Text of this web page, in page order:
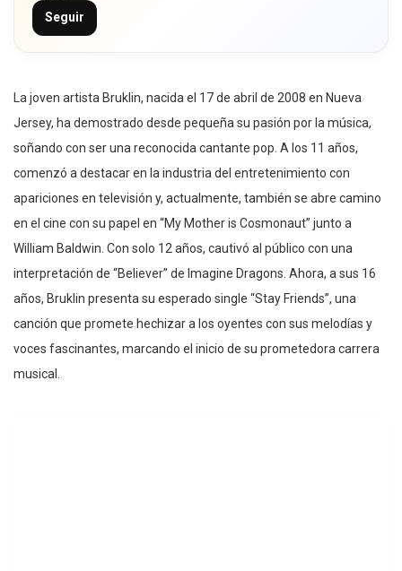
Seguir
La joven artista Bruklin, nacida el 17 de abril de 2008 en Nueva
Jersey, ha demostrado desde pequeña su pasión por la música,
soñando con ser una reconocida cantante pop. A los 11 años,
comenzó a destacar en la industria del entretenimiento con
apariciones en televisión y, actualmente, también se abre camino
en el cine con su papel en “My Mother is Cosmonaut” junto a
William Baldwin. Con solo 12 años, cautivó al público con una
interpretación de “Believer” de Imagine Dragons. Ahora, a sus 16
años, Bruklin presenta su esperado single “Stay Friends”, una
canción que promete hechizar a los oyentes con sus melodías y
voces fascinantes, marcando el inicio de su prometedora carrera
musical.